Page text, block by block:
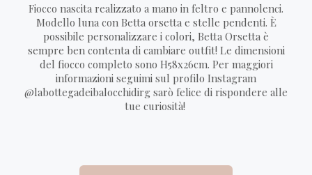
Fiocco nascita realizzato a mano in feltro e pannolenci.
Modello luna con Betta orsetta e stelle pendenti. È
possibile personalizzare i colori, Betta Orsetta è
sempre ben contenta di cambiare outfit! Le dimensioni
del fiocco completo sono H58x26cm. Per maggiori
informazioni seguimi sul profilo Instagram
@labottegadeibalocchidirg sarò felice di rispondere alle
tue curiosità!